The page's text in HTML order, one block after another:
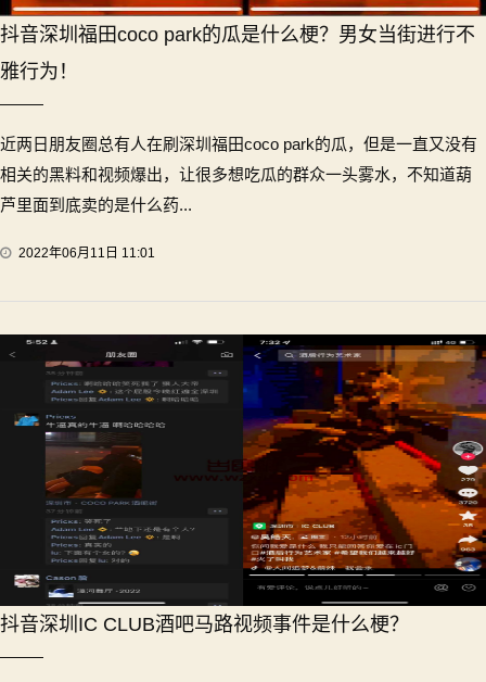
抖音深圳福田coco park的瓜是什么梗？男女当街进行不
雅行为！
近两日朋友圈总有人在刷深圳福田coco park的瓜，但是一直又没有
相关的黑料和视频爆出，让很多想吃瓜的群众一头雾水，不知道葫
芦里面到底卖的是什么药...
2022年06月11日 11:01
抖音深圳IC CLUB酒吧马路视频事件是什么梗？